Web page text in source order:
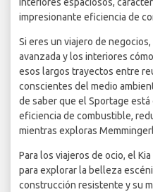
impresionante eficiencia de
Si eres un viajero de
avanzada y los interiores
esos largos trayectos entre
conscientes del medio
de saber que el Sportage
eficiencia de combustible,
mientras exploras
Para los viajeros de ocio, el
para explorar la belleza
construcción resistente y su